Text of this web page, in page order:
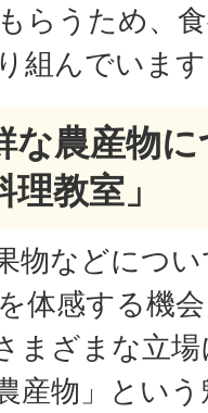
らうため、
組んでいま
な農産物
教室」
物などにつ
体感する機
まざまな立
産物」とい